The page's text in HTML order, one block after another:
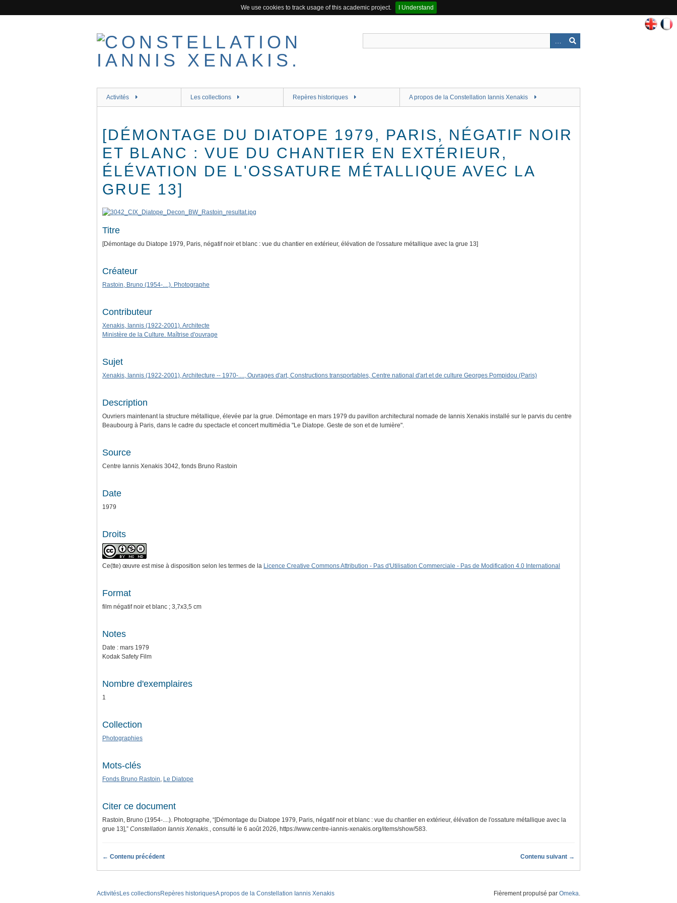
We use cookies to track usage of this academic project.
I Understand
Activités Les collections Repères historiques A propos de la Constellation Iannis Xenakis
[DÉMONTAGE DU DIATOPE 1979, PARIS, NÉGATIF NOIR
ET BLANC : VUE DU CHANTIER EN EXTÉRIEUR,
ÉLÉVATION DE L'OSSATURE MÉTALLIQUE AVEC LA
GRUE 13]
Titre
[Démontage du Diatope 1979, Paris, négatif noir et blanc : vue du chantier en extérieur, élévation de l'ossature métallique avec la grue 13]
Créateur
Rastoin, Bruno (1954-....). Photographe
Contributeur
Xenakis, Iannis (1922-2001). Architecte
Ministère de la Culture. Maîtrise d'ouvrage
Sujet
Xenakis, Iannis (1922-2001), Architecture -- 1970-...., Ouvrages d'art, Constructions transportables, Centre national d'art et de culture Georges Pompidou (Paris)
Description
Ouvriers maintenant la structure métallique, élevée par la grue. Démontage en mars 1979 du pavillon architectural nomade de Iannis Xenakis installé sur le parvis du centre
Beaubourg à Paris, dans le cadre du spectacle et concert multimédia "Le Diatope. Geste de son et de lumière".
Source
Centre Iannis Xenakis 3042, fonds Bruno Rastoin
Date
1979
Droits
Ce(tte) œuvre est mise à disposition selon les termes de la Licence Creative Commons Attribution - Pas d'Utilisation Commerciale - Pas de Modification 4.0 International
Format
film négatif noir et blanc ; 3,7x3,5 cm
Notes
Date : mars 1979
Kodak Safety Film
Nombre d'exemplaires
1
Collection
Photographies
Mots-clés
Fonds Bruno Rastoin, Le Diatope
Citer ce document
Rastoin, Bruno (1954-....). Photographe, “[Démontage du Diatope 1979, Paris, négatif noir et blanc : vue du chantier en extérieur, élévation de l'ossature métallique avec la
grue 13],” Constellation Iannis Xenakis., consulté le 6 août 2026, https://www.centre-iannis-xenakis.org/items/show/583.
← Contenu précédent Contenu suivant →
ActivitésLes collectionsRepères historiquesA propos de la Constellation Iannis Xenakis Fièrement propulsé par Omeka.